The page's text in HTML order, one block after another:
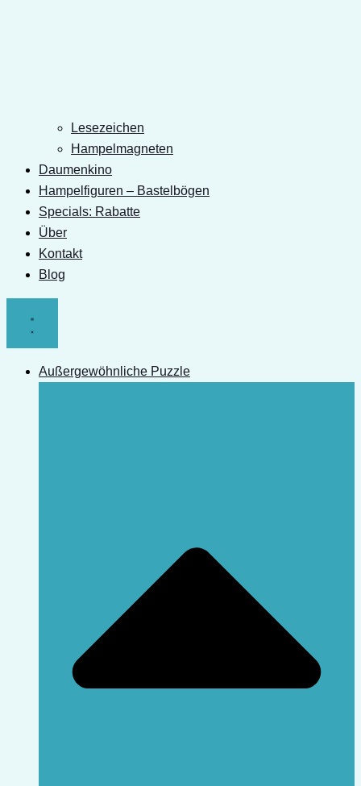
Lesezeichen
Hampelmagneten
Daumenkino
Hampelfiguren – Bastelbögen
Specials: Rabatte
Über
Kontakt
Blog
Außergewöhnliche Puzzle